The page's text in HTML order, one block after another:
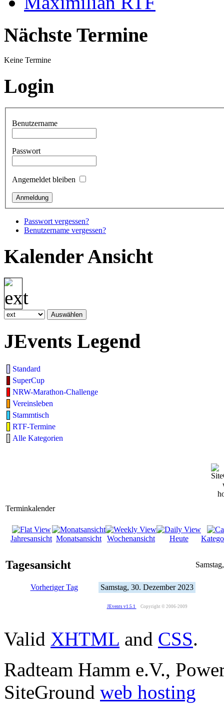
Nächste Termine
Keine Termine
Login
Benutzername
Passwort
Angemeldet bleiben
Passwort vergessen?
Benutzername vergessen?
Kalender Ansicht
JEvents Legend
Standard
SuperCup
NRW-Marathon-Challenge
Vereinsleben
Stammtisch
RTF-Termine
Alle Kategorien
Terminkalender
Jahresansicht Monatsansicht Wochenansicht Heute
Tagesansicht
Vorheriger Tag Samstag, 30. Dezember 2023
JEvents v1.5.1 Copyright © 2006-2009
Valid XHTML and CSS.
Radteam Hamm e.V.,
SiteGround web hosting